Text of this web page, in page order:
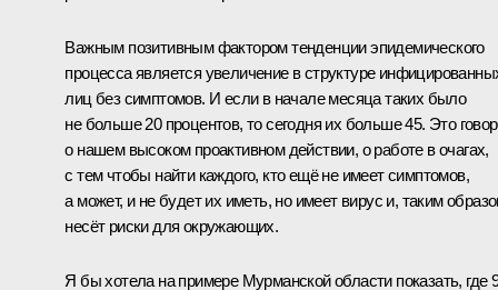
Важным позитивным фактором тенденции эпидемического
процесса является увеличение в структуре
лиц без симптомов. И если в начале месяца таких было
не больше 20 процентов, то сегодня их больше 45. Это
о нашем высоком проактивном действии, о работе в очагах,
с тем чтобы найти каждого, кто ещё не имеет симптомов,
а может, и не будет их иметь, но имеет вирус и, таким
несёт риски для окружающих.
Я бы хотела на примере Мурманской области показать, где